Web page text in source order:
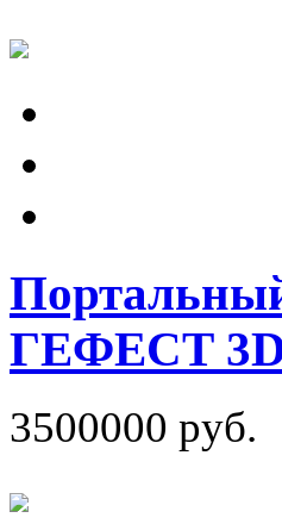
ГЕФЕСТ
3500000 руб.